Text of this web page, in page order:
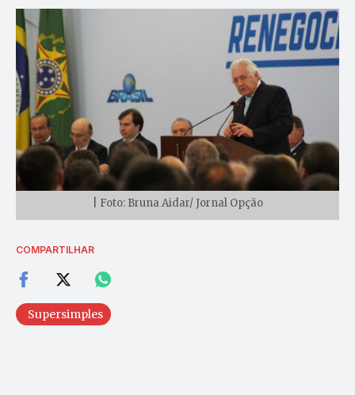
| Foto: Bruna Aidar/ Jornal Opção
COMPARTILHAR
Supersimples